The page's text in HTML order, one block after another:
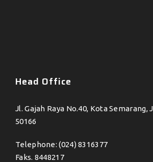
Head Office
Jl. Gajah Raya No.40, Kota Semarang,
50166
Telephone: (024) 8316377
Faks. 8448217